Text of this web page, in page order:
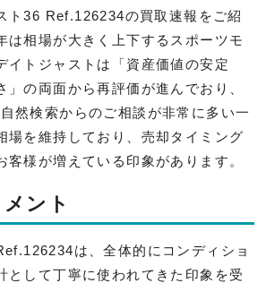
ト36 Ref.126234の買取速報をご紹
は相場が大きく上下するスポーツモ
イトジャストは「資産価値の安定
」の両面から再評価が進んでおり、
然検索からのご相談が非常に多い一
場を維持しており、売却タイミング
客様が増えている印象があります。
ント
は、全体的にコンディショ
として丁寧に使われてきた印象を受